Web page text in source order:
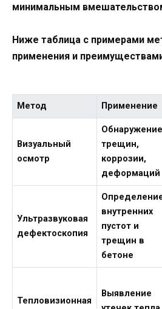
минимальным
Ниже таблица с примерами
применения и
Метод Применение
Визуальный
осмотр
Обнаружение
трещин,
коррозии,
деформаций
Ультразвуковая
дефектоскопия
внутренних
пустот и
трещин в
бетоне
Тепловизионная
Выявление